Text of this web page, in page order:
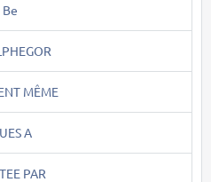
MÊME
A
PAR